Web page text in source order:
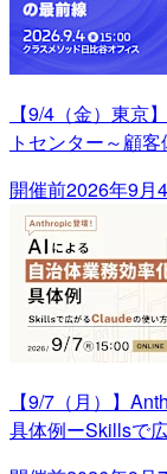
【9/4（金）東京
トセンター～顧
開催前2026年9月
【9/7（月）】
具体例ーSkillsで